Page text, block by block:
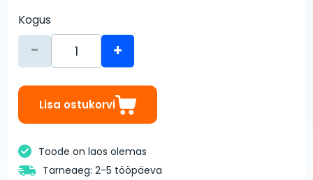
Kogus
- +
Lisa ostukorvi
Toode on laos olemas
Tarneaeg: 2-5 tööpäeva